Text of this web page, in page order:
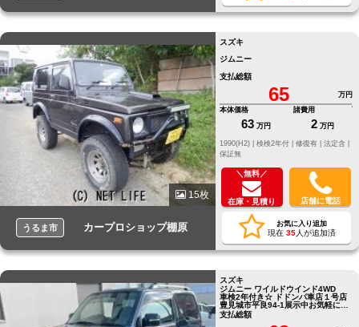
15枚
うるま市 カープロショップ棚原
スズキ
ジムニー
支払総額
65
万円
本体価格
63 万円
諸費用
2 万円
修復有 | 法定含 |
保証無
＼無料／
在庫・見積り 店舗に電話
お気に入り追加
現在 35人が追加済
スズキ
ジムニー ワイルドウインド4WD
車検2年付き☆ ドドンパ車店１号店
豊見城市平良94-1展示中お気軽にお
問い合わせください。
支払総額